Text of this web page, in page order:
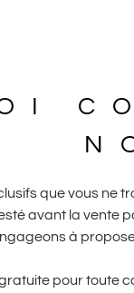
que vous ne
avant la vente
à
pour toute